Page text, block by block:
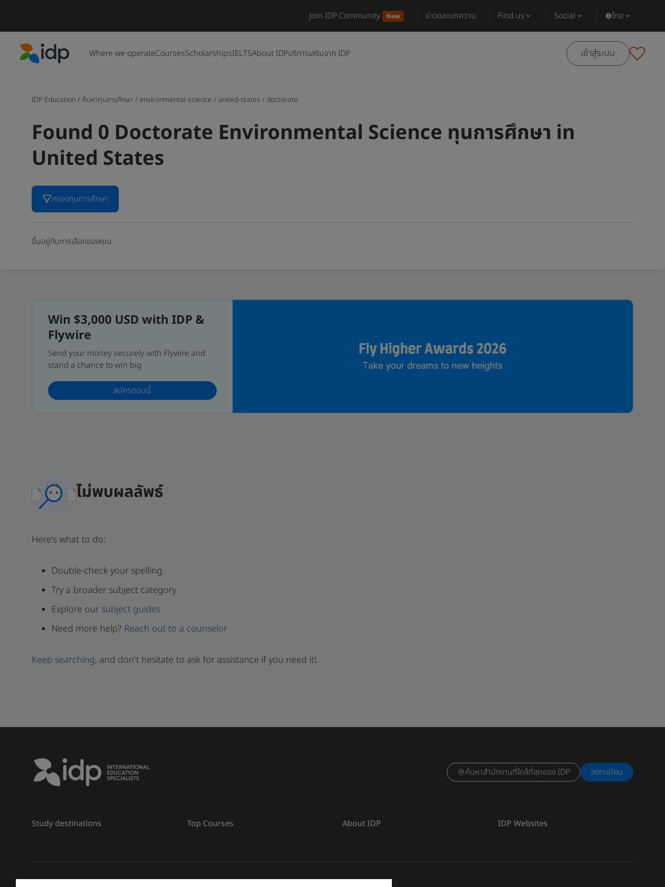
Join IDP Community New ข่าวและบทความ Find us Social ไทย
Where we operateCoursesScholarshipsIELTSAbout IDPบริการเสริมจาก IDP เข้าสู่ระบบ
IDP Education / ค้นหาทุนการศึกษา / environmental-science / united-states / doctorate
Found 0 Doctorate Environmental Science ทุนการศึกษา in
United States
กรองทุนการศึกษา
ขึ้นอยู่กับการเลือกของคุณ
Win $3,000 USD with IDP &
Flywire
Send your money securely with Flywire and
stand a chance to win big
สมัครตอนนี้
ไม่พบผลลัพธ์
Here's what to do:
Double-check your spelling.
Try a broader subject category
Explore our subject guides
Need more help? Reach out to a counselor
Keep searching, and don't hesitate to ask for assistance if you need it!.
ค้นหาสำนักงานที่ใกล้ที่สุดของ IDP ลงทะเบียน
Study destinations Top Courses About IDP IDP Websites